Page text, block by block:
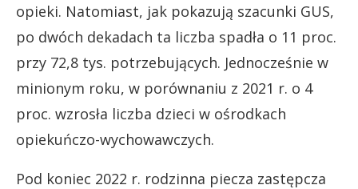
opieki. Natomiast, jak pokazują szacunki GUS,
po dwóch dekadach ta liczba spadła o 11 proc.
przy 72,8 tys. potrzebujących. Jednocześnie w
minionym roku, w porównaniu z 2021 r. o 4
proc. wzrosła liczba dzieci w ośrodkach
opiekuńczo-wychowawczych.
Pod koniec 2022 r. rodzinna piecza zastępcza